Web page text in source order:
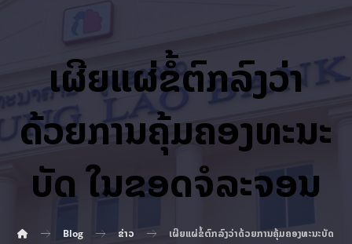
ເຜີຍແຜ່ຂໍ້ຕົກລົງວ່າ
ດ້ວຍການຄຸ້ມຄອງທະນະ
ບັດ ໃນຂອດຈໍລະຈອນ
Blog ຂ່າວ ເຜີຍແຜ່ຂໍ້ຕົກລົງວ່າດ້ວຍການຄຸ້ມຄອງທະນະບັດ ໃນ